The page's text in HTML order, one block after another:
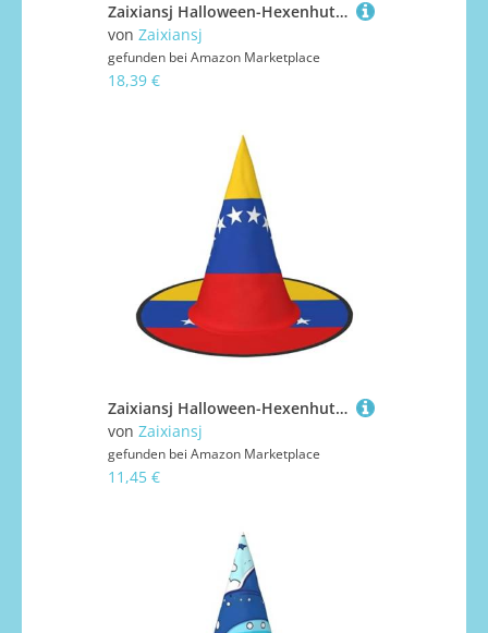
Zaixiansj Halloween-Hexenhut, Flagge von Mexiko, Kopfbedeckung, gruseliger Hut für Erwachsene, Festival-Kopfbedeckung
von Zaixiansj
gefunden bei Amazon Marketplace
18,39 €
Zaixiansj Halloween-Hexenhut, Flagge von Venezuela, Kopfbedeckung, gruseliger Hut für Erwachsene, Festival-Kopfbedeckung
von Zaixiansj
gefunden bei Amazon Marketplace
11,45 €